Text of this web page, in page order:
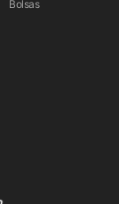
Bolsas